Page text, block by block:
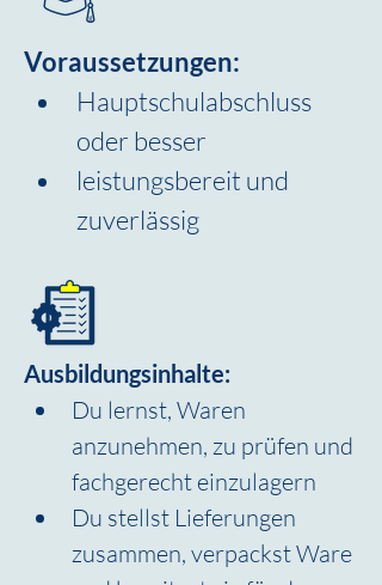
Voraussetzungen:
Hauptschulabschluss
oder besser
leistungsbereit und
zuverlässig
Ausbildungsinhalte:
Du lernst, Waren
anzunehmen, zu prüfen und
fachgerecht einzulagern
Du stellst Lieferungen
zusammen, verpackst Ware